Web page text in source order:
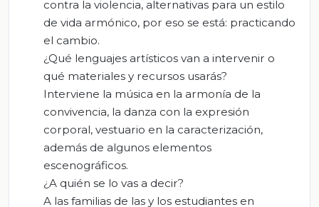
contra la violencia, alternativas para un estilo
de vida armónico, por eso se está: practicando
el cambio.
¿Qué lenguajes artísticos van a intervenir o
qué materiales y recursos usarás?
Interviene la música en la armonía de la
convivencia, la danza con la expresión
corporal, vestuario en la caracterización,
además de algunos elementos
escenográficos.
¿A quién se lo vas a decir?
A las familias de las y los estudiantes en